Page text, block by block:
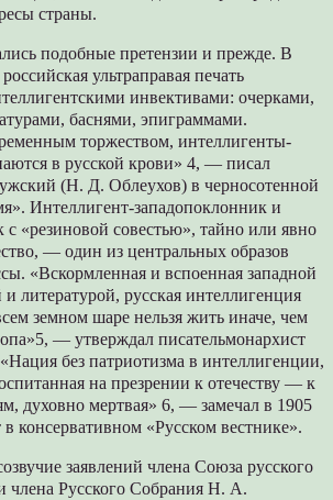
страны.
подобные претензии и прежде. В
ультраправая печать
инвективами: очерками,
баснями, эпиграммами.
торжеством, интеллигенты-
в русской крови» 4, — писал
(Н. Д. Облеухов) в черносотенной
Интеллигент-западопоклонник и
с «резиновой совестью», тайно или явно
— один из центральных образов
«Вскормленная и вспоенная западной
литературой, русская интеллигенция
земном шаре нельзя жить иначе, чем
— утверждал писательмонархист
без патриотизма в интеллигенции,
на презрении к отечеству — к
духовно мертвая» 6, — замечал в 1905
консервативном «Русском вестнике».
заявлений члена Союза русского
члена Русского Собрания Н. А.